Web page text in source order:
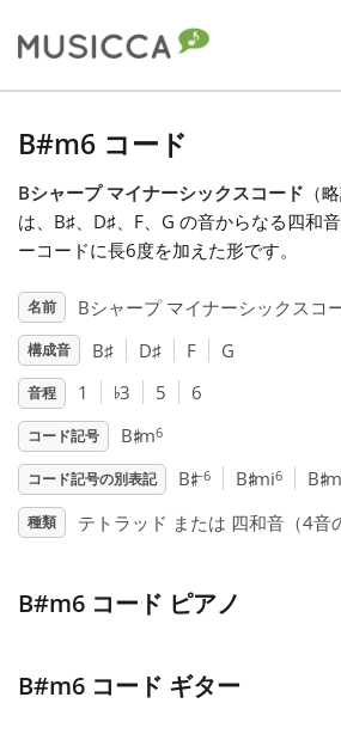
Български
Deutsch
English
B#m6 コード
Bシャープ マイナーシックスコード （
は、B♯、D♯、F、G の音からなる四和
ーコードに長6度を加えた形です。
名前 Bシャープ マイナーシックスコ
構成音 B♯ D♯ F G
音程 1 ♭3 5 6
コード記号 B♯m6
コード記号の別表記 B♯–6 B♯mi6 B♯
種類 テトラッド または 四和音（4音
B#m6 コード ピアノ
B#m6 コード ギター